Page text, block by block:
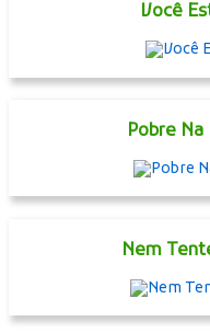
Você
Pobre Na
Nem